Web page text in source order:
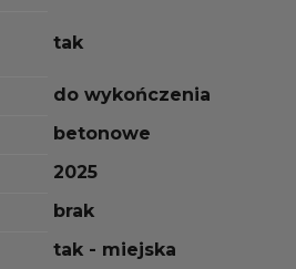
tak
do wykończenia
betonowe
2025
brak
tak - miejska